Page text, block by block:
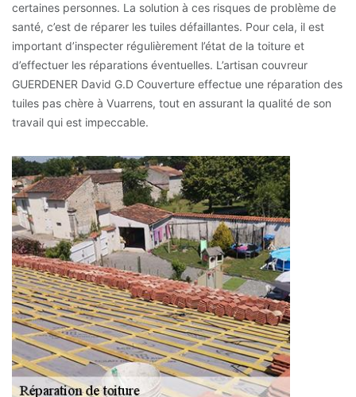
certaines personnes. La solution à ces risques de problème de
santé, c’est de réparer les tuiles défaillantes. Pour cela, il est
important d’inspecter régulièrement l’état de la toiture et
d’effectuer les réparations éventuelles. L’artisan couvreur
GUERDENER David G.D Couverture effectue une réparation des
tuiles pas chère à Vuarrens, tout en assurant la qualité de son
travail qui est impeccable.